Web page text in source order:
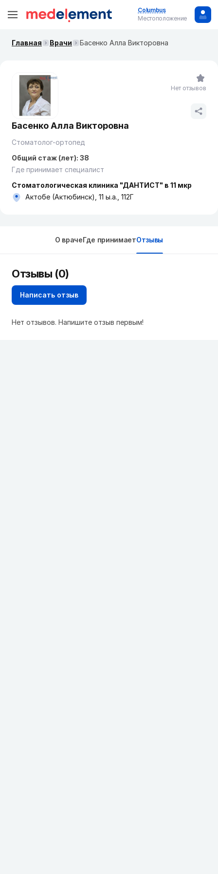
Columbus
Местоположение
Главная Врачи Басенко Алла Викторовна
Басенко Алла Викторовна
Стоматолог-ортопед
Общий стаж (лет): 38
Где принимает специалист
Стоматологическая клиника "ДАНТИСТ" в 11 мкр
Актобе (Актюбинск), 11 ы.а., 112Г
Нет отзывов
О врачеГде принимаетОтзывы
Отзывы (0)
Написать отзыв
Нет отзывов. Напишите отзыв первым!